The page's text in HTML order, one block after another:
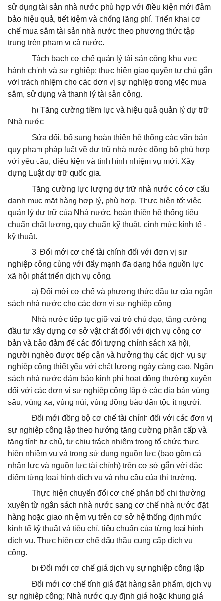
sử dụng tài sản nhà nước phù hợp với điều kiện mới đảm
bảo hiệu quả, tiết kiệm và chống lãng phí. Triển khai cơ
chế mua sắm tài sản nhà nước theo phương thức tập
trung trên phạm vi cả nước.
Tách bạch cơ chế quản lý tài sản công khu vực
hành chính và sự nghiệp; thực hiện giao quyền tự chủ gắn
với trách nhiệm cho các đơn vị sự nghiệp trong việc mua
sắm, sử dụng và thanh lý tài sản công.
h) Tăng cường tiềm lực và hiệu quả quản lý dự trữ
Nhà nước
Sửa đổi, bổ sung hoàn thiện hệ thống các văn bản
quy phạm pháp luật về dự trữ nhà nước đồng bộ phù hợp
với yêu cầu, điểu kiện và tình hình nhiệm vụ mới. Xây
dựng Luật dự trữ quốc gia.
Tăng cường lực lượng dự trữ nhà nước có cơ cấu
danh mục mặt hàng hợp lý, phù hợp. Thực hiện tốt việc
quản lý dự trữ của Nhà nước, hoàn thiện hệ thống tiêu
chuẩn chất lượng, quy chuẩn kỹ thuật, định mức kinh tế -
kỹ thuật.
3. Đổi mới cơ chế tài chính đối với đơn vị sự
nghiệp công cùng với đẩy mạnh đa dạng hóa nguồn lực
xã hội phát triển dịch vụ công.
a) Đổi mới cơ chế và phương thức đầu tư của ngân
sách nhà nước cho các đơn vị sự nghiệp công
Nhà nước tiếp tục giữ vai trò chủ đạo, tăng cường
đầu tư xây dựng cơ sở vật chất đối với dịch vụ công cơ
bản và bảo đảm để các đối tượng chính sách xã hội,
người nghèo được tiếp cận và hưởng thụ các dịch vụ sự
nghiệp công thiết yếu với chất lượng ngày càng cao. Ngân
sách nhà nước đảm bảo kinh phí hoạt động thường xuyên
đối với các đơn vị sự nghiệp công lập ở các địa bàn vùng
sâu, vùng xa, vùng núi, vùng đồng bào dân tộc ít người.
Đổi mới đồng bộ cơ chế tài chính đối với các đơn vị
sự nghiệp công lập theo hướng tăng cường phân cấp và
tăng tính tự chủ, tự chịu trách nhiệm trong tổ chức thực
hiện nhiệm vụ và trong sử dụng nguồn lực (bao gồm cả
nhân lực và nguồn lực tài chính) trên cơ sở gắn với đặc
điểm từng loại hình dịch vụ và nhu cầu của thị trường.
Thực hiện chuyển đổi cơ chế phân bổ chi thường
xuyên từ ngân sách nhà nước sang cơ chế nhà nước đặt
hàng hoặc giao nhiệm vụ trên cơ sở hệ thống định mức
kinh tế kỹ thuật và tiêu chí, tiêu chuẩn của từng loại hình
dịch vụ. Thực hiện cơ chế đấu thầu cung cấp dịch vụ
công.
b) Đổi mới cơ chế giá dịch vụ sự nghiệp công lập
Đổi mới cơ chế tính giá đặt hàng sản phẩm, dịch vụ
sự nghiệp công; Nhà nước quy định giá hoặc khung giá